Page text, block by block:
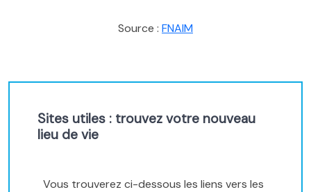
Source : FNAIM
Sites utiles : trouvez votre nouveau
lieu de vie
Vous trouverez ci-dessous les liens vers les